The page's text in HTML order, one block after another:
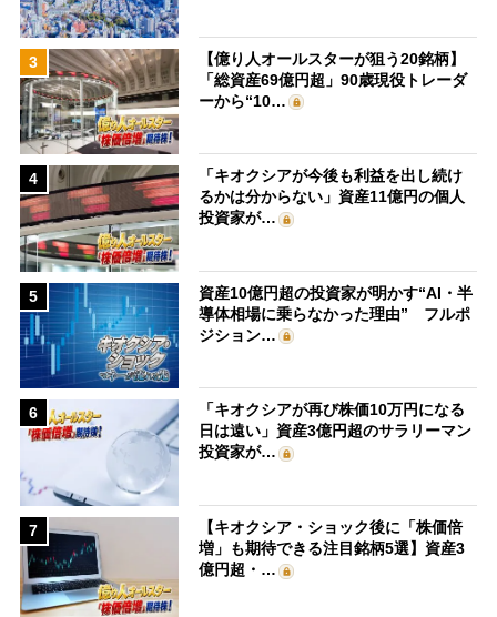
3
【億り人オールスターが狙う20銘柄】
「総資産69億円超」90歳現役トレーダ
ーから“10…
4
「キオクシアが今後も利益を出し続け
るかは分からない」資産11億円の個人
投資家が…
5
資産10億円超の投資家が明かす“AI・半
導体相場に乗らなかった理由” フルポ
ジション…
6
「キオクシアが再び株価10万円になる
日は遠い」資産3億円超のサラリーマン
投資家が…
7
【キオクシア・ショック後に「株価倍
増」も期待できる注目銘柄5選】資産3
億円超・…